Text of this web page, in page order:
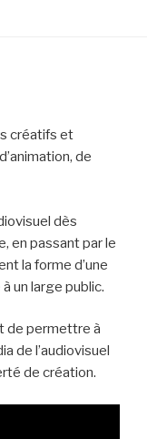
créatifs et
de
dès
en passant par le
la forme d’une
un large public.
de permettre à
de l’audiovisuel
de création.